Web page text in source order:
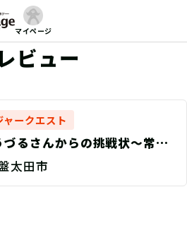
マイページ
ビュー
ャークエスト
づるさんからの挑戦状〜常陸
まつわるお宝とおそばマイ
への道〜【常陸太田エリア】
太田市